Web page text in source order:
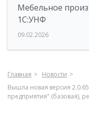
Мебельное
1С:УНФ
09.02.2026
Главная
Новости
Вышла новая версия
предприятия" (базовая),